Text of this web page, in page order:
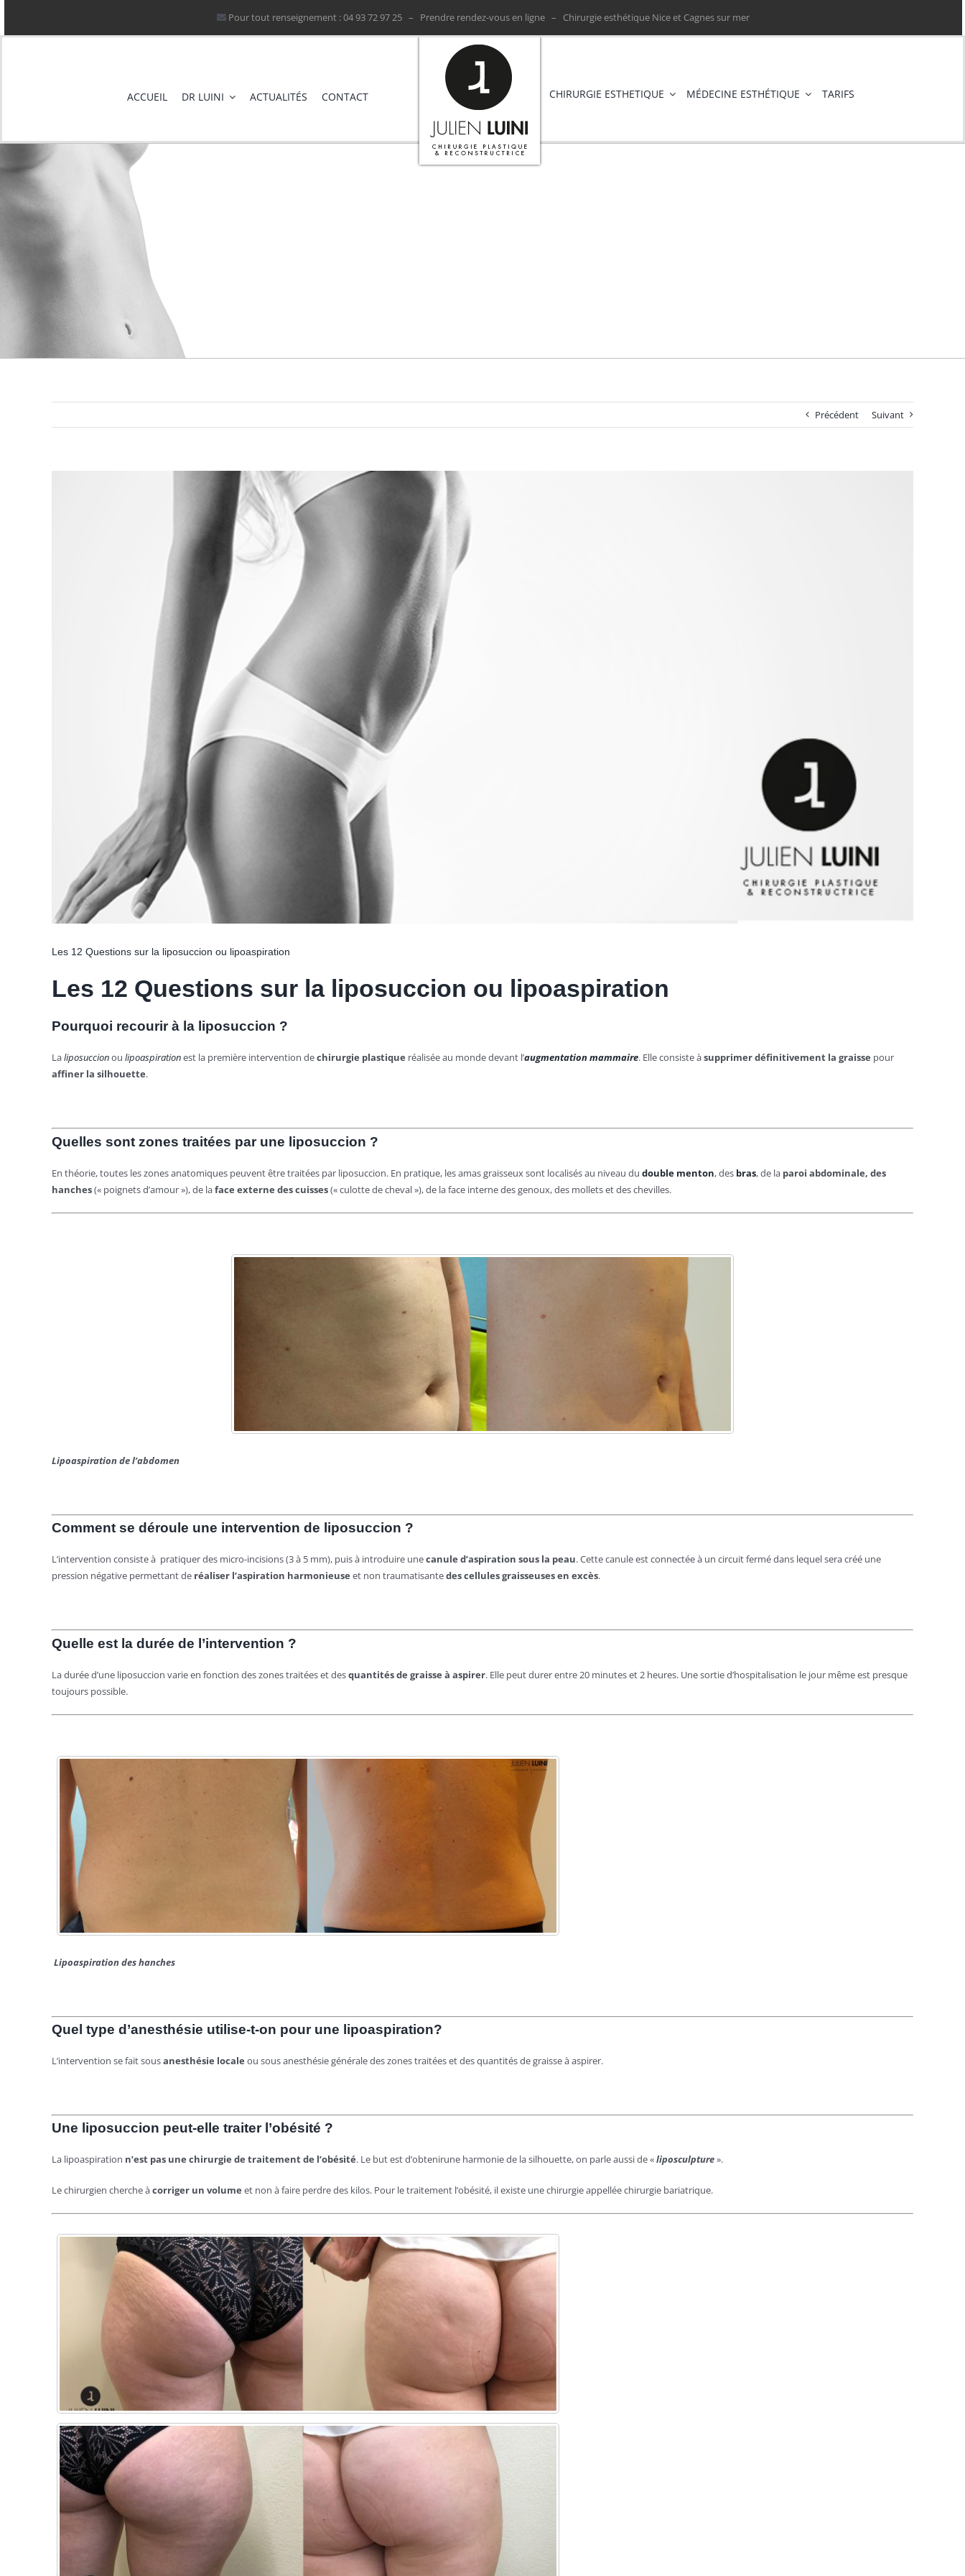
contenu
Pour tout renseignement : ‭04 93 72 97 25 ‬ – Prendre rendez-vous en ligne– Chirurgie esthétique Nice et Cagnes sur mer
ACCUEIL DR LUINI ACTUALITÉS CONTACT CHIRURGIE ESTHETIQUE MÉDECINE ESTHÉTIQUE TARIFS
Précédent Suivant
Les 12 Questions sur la liposuccion ou lipoaspiration
Les 12 Questions sur la liposuccion ou lipoaspiration
Pourquoi recourir à la liposuccion ?
Laliposuccionou lipoaspirationest la première intervention dechirurgie plastique réalisée au monde devant l’augmentation mammaire. Elle consiste àsupprimer définitivement la graisse pour
affiner la silhouette.
Quelles sont zones traitées par une liposuccion ?
En théorie, toutes les zones anatomiques peuvent être traitées par liposuccion. En pratique, les amas graisseux sont localisés au niveau du double menton, des bras,de la paroi abdominale, des
hanches(« poignets d’amour »), de laface externe des cuisses(« culotte de cheval »), de la face interne des genoux, des mollets et des chevilles.
Lipoaspiration de l’abdomen
Comment se déroule une intervention de liposuccion ?
L’intervention consiste à pratiquer des micro-incisions (3à 5 mm), puis à introduire unecanule d’aspiration sous la peau. Cette canule estconnectée à un circuit fermé dans lequel sera créé une
pression négative permettant de réaliser l’aspiration harmonieuse et non traumatisantedes cellules graisseuses en excès.
Quelle est la durée de l’intervention ?
La durée d’une liposuccion varie en fonction des zones traitées et desquantités de graisse à aspirer. Elle peut durer entre 20 minutes et 2 heures. Une sortie d’hospitalisation le jour même est presque
toujours possible.
Lipoaspiration des hanches
Quel type d’anesthésie utilise-t-on pour une lipoaspiration?
L’intervention se fait sousanesthésie locale ou sous anesthésie générale des zones traitées et des quantités de graisse à aspirer.
Une liposuccion peut-elle traiter l’obésité ?
La lipoaspiration n’est pas une chirurgie de traitement de l’obésité. Le but est d’obtenirune harmonie de la silhouette, on parle aussi de «liposculpture».
Le chirurgien cherche àcorriger un volume et non à faire perdre des kilos. Pour le traitement l’obésité, il existe une chirurgie appellée chirurgie bariatrique.